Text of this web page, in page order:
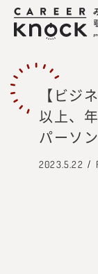
【ビジ
以上、
パーソ
40歳か
20代
2023.5.22